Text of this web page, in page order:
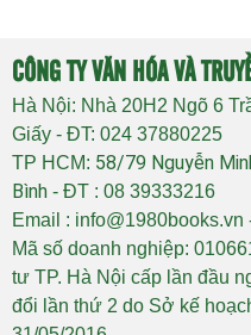
CÔNG TY VĂN HÓA VÀ
Hà Nội: Nhà 20H2 Ngõ 6
Giấy - ĐT: 024 37880225
TP HCM: 58/79 Nguyễn
Bình - ĐT : 08 39333216
Email :
Mã số doanh nghiệp:
tư TP. Hà Nội cấp lần đầu
đổi lần thứ 2 do Sở kế